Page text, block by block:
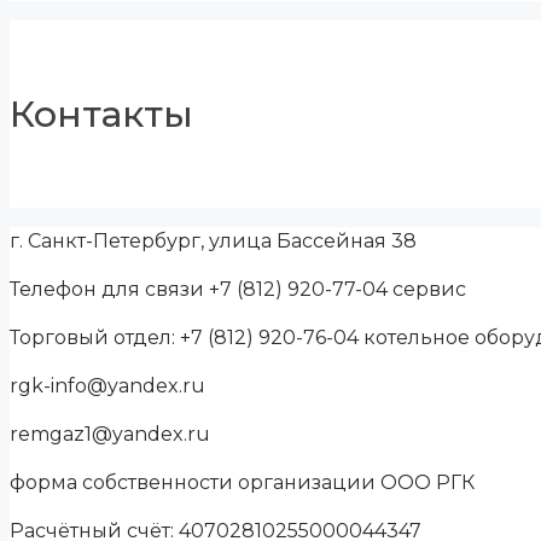
Контакты
г. Санкт-Петербург, улица Бассейная 38
Телефон для связи +7 (812) 920-77-04 сервис
Торговый отдел: +7 (812) 920-76-04 котельное
rgk-info@yandex.ru
remgaz1@yandex.ru
форма собственности организации ООО РГК
Расчётный счёт: 40702810255000044347